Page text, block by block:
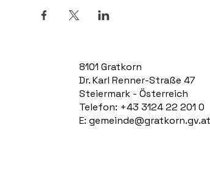
8101 Gratkorn
Dr. Karl Renner-Straße 47
Steiermark - Österreich
Telefon: +43 3124 22 201 0
E: gemeinde@gratkorn.gv.at